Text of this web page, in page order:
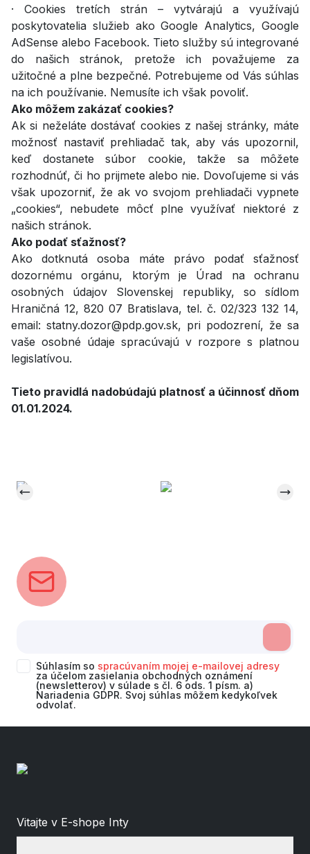
· Cookies tretích strán – vytvárajú a využívajú
poskytovatelia služieb ako Google Analytics, Google
AdSense alebo Facebook. Tieto služby sú integrované
do našich stránok, pretože ich považujeme za
užitočné a plne bezpečné. Potrebujeme od Vás súhlas
na ich používanie. Nemusíte ich však povoliť.
Ako môžem zakázať cookies?
Ak si neželáte dostávať cookies z našej stránky, máte
možnosť nastaviť prehliadač tak, aby vás upozornil,
keď dostanete súbor cookie, takže sa môžete
rozhodnúť, či ho prijmete alebo nie. Dovoľujeme si vás
však upozorniť, že ak vo svojom prehliadači vypnete
„cookies“, nebudete môcť plne využívať niektoré z
našich stránok.
Ako podať sťažnosť?
Ako dotknutá osoba máte právo podať sťažnosť
dozornému orgánu, ktorým je Úrad na ochranu
osobných údajov Slovenskej republiky, so sídlom
Hraničná 12, 820 07 Bratislava, tel. č. 02/323 132 14,
email: statny.dozor@pdp.gov.sk, pri podozrení, že sa
vaše osobné údaje spracúvajú v rozpore s platnou
legislatívou.
Tieto pravidlá nadobúdajú platnosť a účinnosť dňom
01.01.2024.
Súhlasím so spracúvaním mojej e-mailovej adresy
za účelom zasielania obchodných oznámení
(newsletterov) v súlade s čl. 6 ods. 1 písm. a)
Nariadenia GDPR. Svoj súhlas môžem kedykoľvek
odvolať.
Vitajte v E-shope Inty